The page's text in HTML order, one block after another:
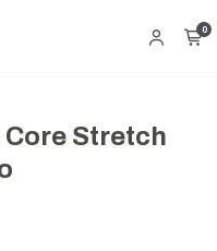
0
Stretch